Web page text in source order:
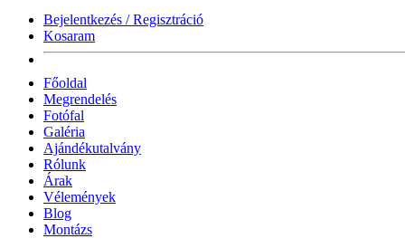
Bejelentkezés / Regisztráció
Kosaram
Főoldal
Megrendelés
Fotófal
Galéria
Ajándékutalvány
Rólunk
Árak
Vélemények
Blog
Montázs